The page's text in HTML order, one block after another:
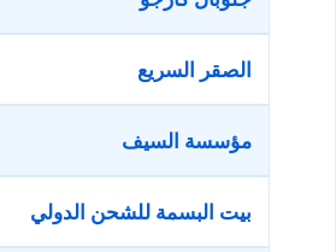
الصقر السريع
مؤسسة السيف
بيت البسمة للشحن الدولي